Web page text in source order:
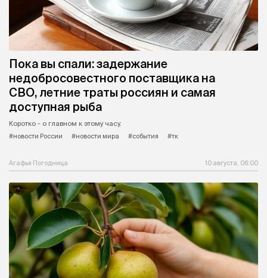
Пока вы спали: задержание
недобросовестного поставщика на
СВО, летние траты россиян и самая
доступная рыба
Коротко - о главном к этому часу.
#новости России
#новости мира #события #тк
Агафья Погодница 10 августа, 06:00